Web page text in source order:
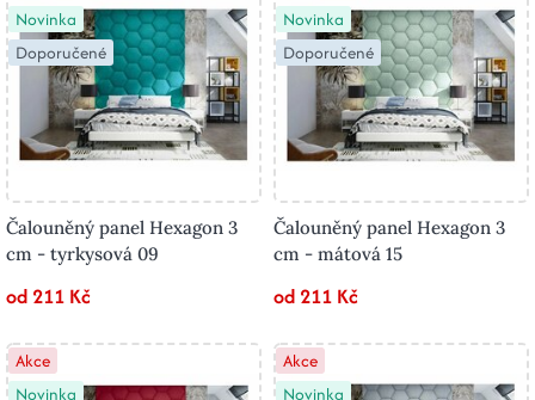
Novinka
Doporučené
Čalouněný panel Hexagon 3
cm - tyrkysová 09
od 211 Kč
Novinka
Doporučené
Čalouněný panel Hexagon 3
cm - mátová 15
od 211 Kč
Akce
Novinka
Akce
Novinka